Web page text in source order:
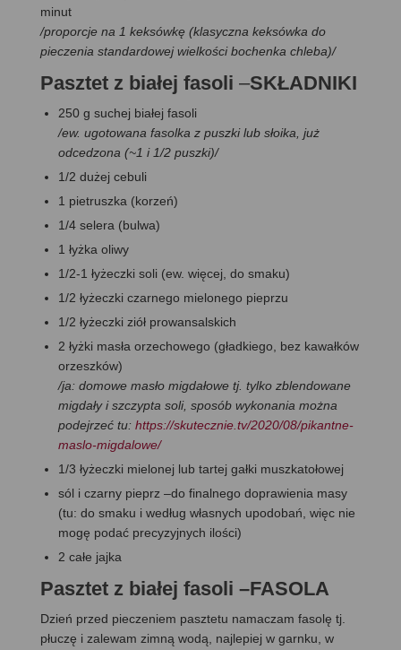
minut
/proporcje na 1 keksówkę (klasyczna keksówka do
pieczenia standardowej wielkości bochenka chleba)/
Pasztet z białej fasoli –SKŁADNIKI
250 g suchej białej fasoli
/ew. ugotowana fasolka z puszki lub słoika, już
odcedzona (~1 i 1/2 puszki)/
1/2 dużej cebuli
1 pietruszka (korzeń)
1/4 selera (bulwa)
1 łyżka oliwy
1/2-1 łyżeczki soli (ew. więcej, do smaku)
1/2 łyżeczki czarnego mielonego pieprzu
1/2 łyżeczki ziół prowansalskich
2 łyżki masła orzechowego (gładkiego, bez kawałków
orzeszków)
/ja: domowe masło migdałowe tj. tylko zblendowane
migdały i szczypta soli, sposób wykonania można
podejrzeć tu: https://skutecznie.tv/2020/08/pikantne-
maslo-migdalowe/
1/3 łyżeczki mielonej lub tartej gałki muszkatołowej
sól i czarny pieprz –do finalnego doprawienia masy
(tu: do smaku i według własnych upodobań, więc nie
mogę podać precyzyjnych ilości)
2 całe jajka
Pasztet z białej fasoli –FASOLA
Dzień przed pieczeniem pasztetu namaczam fasolę tj.
płuczę i zalewam zimną wodą, najlepiej w garnku, w